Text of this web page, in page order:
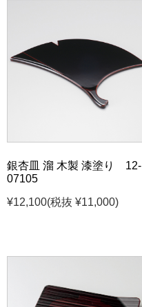
銀杏皿 溜 木製 漆塗り 12-
07105
¥12,100(税抜 ¥11,000)